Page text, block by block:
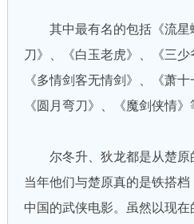
其中最有名的包括《流星
刀》、《白玉老虎》、《三少
《多情剑客无情剑》、《萧
《圆月弯刀》、《魔剑侠情》
尔冬升、狄龙都是从楚原
当年他们与楚原真的是铁搭
中国的武侠电影。虽然以现